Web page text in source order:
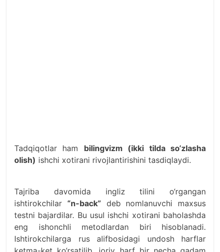
Tadqiqotlar ham bilingvizm (ikki tilda so‘zlasha
olish) ishchi xotirani rivojlantirishini tasdiqlaydi.
Tajriba davomida ingliz tilini o‘rgangan
ishtirokchilar “n-back” deb nomlanuvchi maxsus
testni bajardilar. Bu usul ishchi xotirani baholashda
eng ishonchli metodlardan biri hisoblanadi.
Ishtirokchilarga rus alifbosidagi undosh harflar